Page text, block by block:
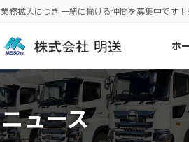
業務拡大につき 一緒に働ける仲間を募集中です
ホ
ニュース